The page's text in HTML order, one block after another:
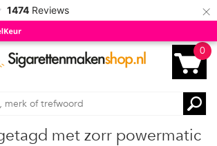
1474 Reviews ×
0
met zorr powermatic